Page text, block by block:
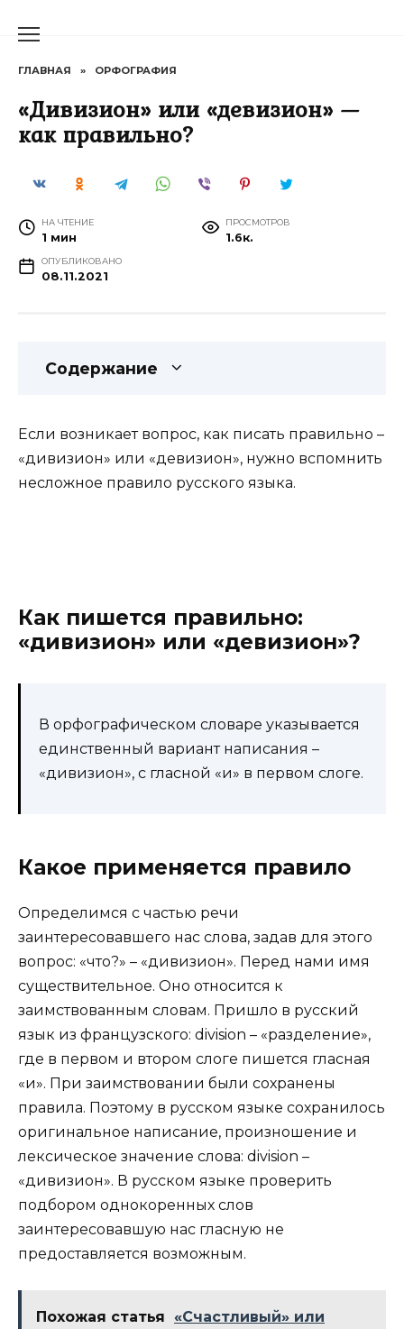
ГЛАВНАЯ » ОРФОГРАФИЯ
«Дивизион» или «девизион» —
как правильно?
НА ЧТЕНИЕ
1 мин
ПРОСМОТРОВ
1.6к.
ОПУБЛИКОВАНО
08.11.2021
Содержание
Если возникает вопрос, как писать правильно –
«дивизион» или «девизион», нужно вспомнить
несложное правило русского языка.
Как пишется правильно:
«дивизион» или «девизион»?
В орфографическом словаре указывается
единственный вариант написания –
«дивизион», с гласной «и» в первом слоге.
Какое применяется правило
Определимся с частью речи
заинтересовавшего нас слова, задав для этого
вопрос: «что?» – «дивизион». Перед нами имя
существительное. Оно относится к
заимствованным словам. Пришло в русский
язык из французского: division – «разделение»,
где в первом и втором слоге пишется гласная
«и». При заимствовании были сохранены
правила. Поэтому в русском языке сохранилось
оригинальное написание, произношение и
лексическое значение слова: division –
«дивизион». В русском языке проверить
подбором однокоренных слов
заинтересовавшую нас гласную не
предоставляется возможным.
Похожая статья
«Счастливый» или